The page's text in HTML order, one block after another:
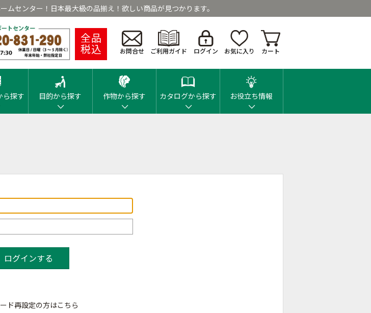
ムセンター！日本最大級の品揃え！欲しい商品が見つかります。
全品
税込 お問合せ ご利用ガイド ログイン お気に入り カート
ら探す 目的から探す 作物から探す カタログから探す お役立ち情報
ド再設定の方はこちら